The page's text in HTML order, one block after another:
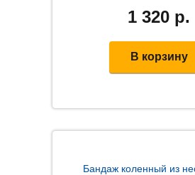
1 320 р.
В корзину
Бандаж коленный из